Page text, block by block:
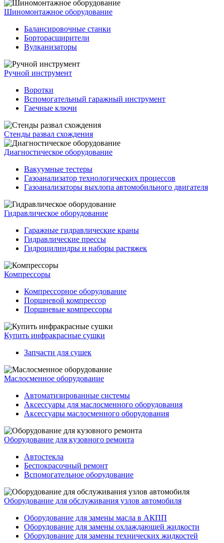
Шиномонтажное оборудование
Балансировочные станки
Борторасширители
Вулканизаторы
Ручной инструмент
Воротки
Вспомогательный гаражный инструмент
Гаечные ключи
Стенды развал схождения
Диагностическое оборудование
Вакуумные тестеры
Газоанализатор технологических процессов
Газоанализаторы выхлопа автомобильного двигателя
Гидравлическое оборудование
Гаражные гидравлические краны
Гидравлические прессы
Гидроцилиндры и наборы растяжек
Компрессоры
Компрессорное оборудование
Поршневой компрессор
Поршневые компрессоры
Купить инфракрасные сушки
Запчасти для сушек
Маслосменное оборудование
Автоматизированные системы
Аксессуары для маслосменного оборудования
Аксессуары маслосменного оборудования
Оборудование для кузовного ремонта
Автостекла
Беспокрасочный ремонт
Вспомогательное оборудование
Оборудование для обслуживания узлов автомобиля
Оборудование для замены масла в АКПП
Оборудование для замены охлаждающей жидкости
Оборудование для замены технических жидкостей